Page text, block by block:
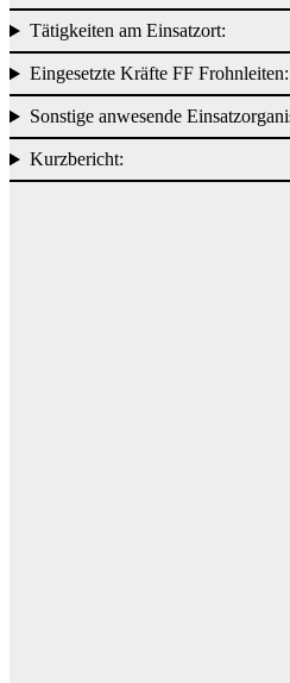
Tätigkeiten am Einsatzort:
Eingesetzte Kräfte FF Frohnleiten:
Sonstige anwesende
Kurzbericht: